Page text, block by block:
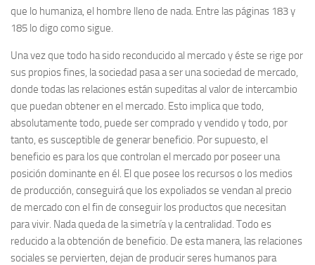
que lo humaniza, el hombre lleno de nada. Entre las páginas 183 y
185 lo digo como sigue.
Una vez que todo ha sido reconducido al mercado y éste se rige por
sus propios fines, la sociedad pasa a ser una sociedad de mercado,
donde todas las relaciones están supeditas al valor de intercambio
que puedan obtener en el mercado. Esto implica que todo,
absolutamente todo, puede ser comprado y vendido y todo, por
tanto, es susceptible de generar beneficio. Por supuesto, el
beneficio es para los que controlan el mercado por poseer una
posición dominante en él. El que posee los recursos o los medios
de producción, conseguirá que los expoliados se vendan al precio
de mercado con el fin de conseguir los productos que necesitan
para vivir. Nada queda de la simetría y la centralidad. Todo es
reducido a la obtención de beneficio. De esta manera, las relaciones
sociales se pervierten, dejan de producirseres humanos para